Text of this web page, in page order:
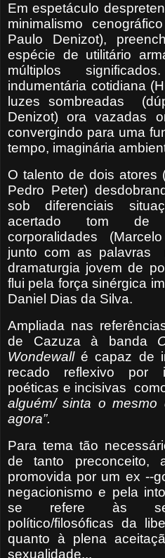
Em espetáculo
minimalismo
Paulo Denizot),
espécie de utilitário
múltiplos
indumentária cotidiana
luzes sombreadas (
Denizot) ora vazadas
convergindo para uma
tempo, imaginária
O talento de dois atores
Pedro Peter)
sob diferenciais
acertado tom de
corporalidades
junto com as palavras
dramaturgia jovem de
flui pela força sinérgica
Daniel Dias da Silva.
Ampliada nas
de Cazuza à banda
Wondewallé capaz de
recado reflexivo por
poéticas e incisivas
alguém/ sinta o
agora”.
Para tema tão
de tanto preconceito,
promovida por um ex --
negacionismo e pela
se refere às
político/filosóficas da
quanto à plena
sexualidade...